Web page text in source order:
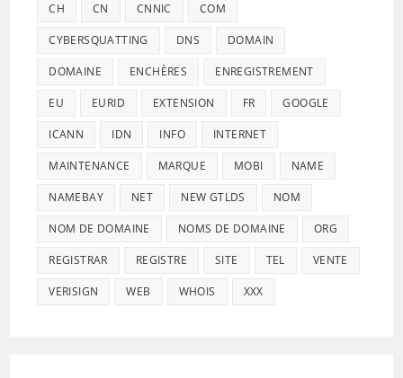
CH CN CNNIC COM
CYBERSQUATTING DNS DOMAIN
DOMAINE ENCHÈRES ENREGISTREMENT
EU EURID EXTENSION FR GOOGLE
ICANN IDN INFO INTERNET
MAINTENANCE MARQUE MOBI NAME
NAMEBAY NET NEW GTLDS NOM
NOM DE DOMAINE NOMS DE DOMAINE ORG
REGISTRAR REGISTRE SITE TEL VENTE
VERISIGN WEB WHOIS XXX